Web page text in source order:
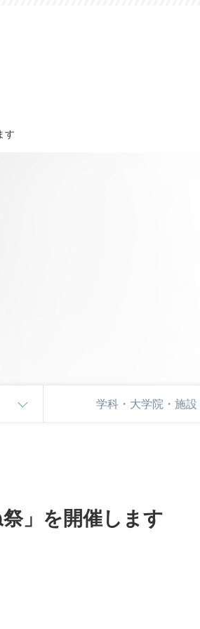
す
学科・大学院・施設
」を開催します